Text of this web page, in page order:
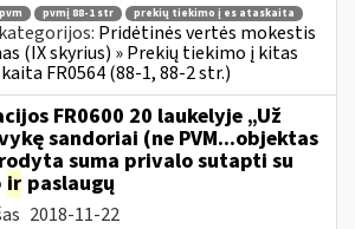
pvm pvmį 88-1 str prekių tiekimo į es ataskaita
Pridėtinės vertės mokestis
(IX skyrius) » Prekių tiekimo į kitas
FR0564 (88-1, 88-2 str.)
FR0600 20 laukelyje „Už
sandoriai (ne PVM...objektas
suma privalo sutapti su
ir paslaugų
2018-11-22